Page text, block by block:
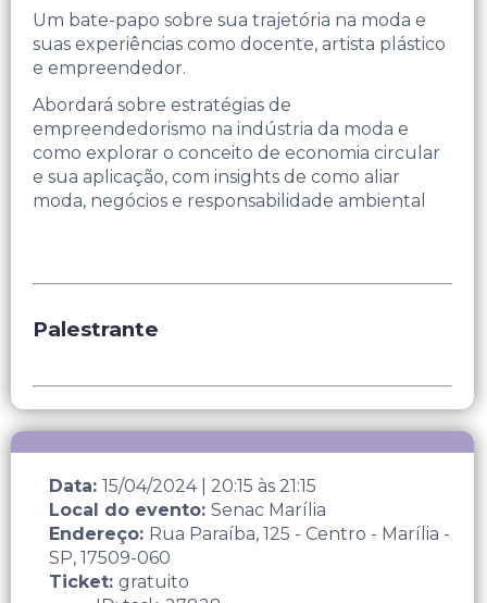
Um bate-papo sobre sua trajetória na moda e
suas experiências como docente, artista plástico
e empreendedor.
Abordará sobre estratégias de
empreendedorismo na indústria da moda e
como explorar o conceito de economia circular
e sua aplicação, com insights de como aliar
moda, negócios e responsabilidade ambiental
Palestrante
Data: 15/04/2024| 20:15 às 21:15
Local do evento: Senac Marília
Endereço: Rua Paraíba, 125 - Centro - Marília -
SP, 17509-060
Ticket: gratuito